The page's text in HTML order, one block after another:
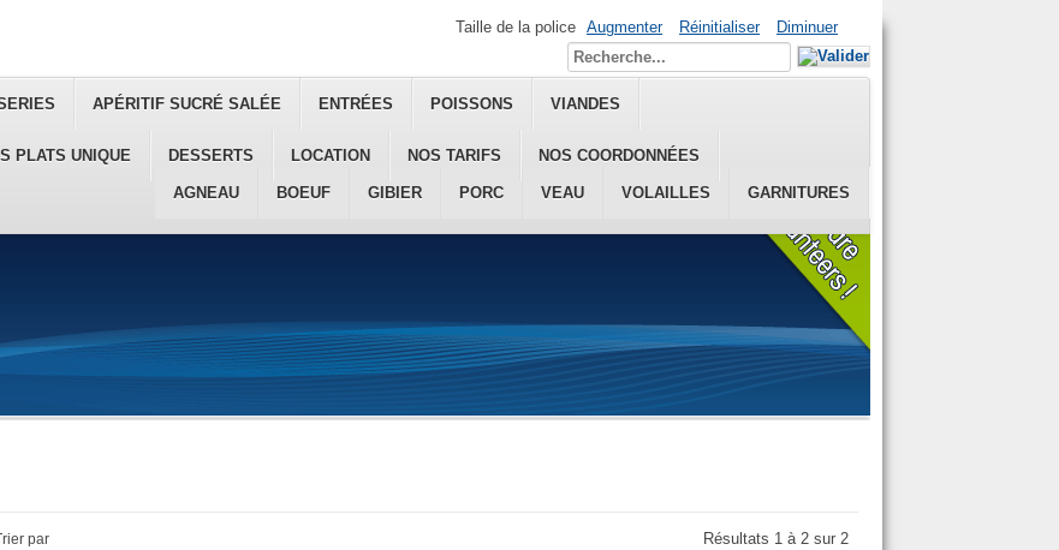
APÉRITIF SUCRÉ SALÉE ENTRÉES POISSONS VIANDES
AGNEAU BOEUF GIBIER PORC VEAU VOLAILLES GARNITURES
PLATS UNIQUE DESSERTS LOCATION NOS TARIFS NOS COORDONNÉES
Taille de la police Augmenter Réinitialiser Diminuer
par
Résultats 1 à 2 sur 2